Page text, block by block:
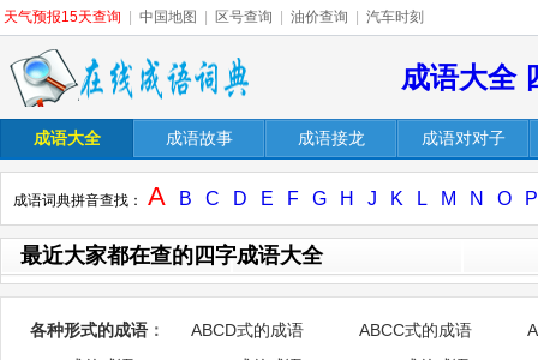
天气预报15天查询 中国地图 区号查询 油价查询 汽车时刻
成语大全
成语大全 成语故事 成语接龙 成语对对子
成语词典拼音查找： A B C D E F G H J K L M N O P
最近大家都在查的四字成语大全
各种形式的成语 ： ABCD式的成语 ABCC式的成语